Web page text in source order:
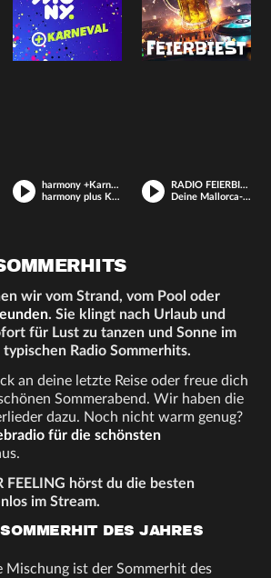
harmony +Karneval
harmony plus Karneval
RADIO FEIERBIEST
Deine Mallorca-, Hütten-, Festzelt-Party
wir vom Strand, vom Pool oder
. Sie klingt nach Urlaub und
für Lust zu tanzen und Sonne im
typischen Radio Sommerhits.
an deine letzte Reise oder freue dich
Sommerabend. Wir haben die
dazu. Noch nicht warm genug?
für die schönsten
FEELING hörst du die besten
im Stream.
DES JAHRES
Mischung ist der Sommerhit des